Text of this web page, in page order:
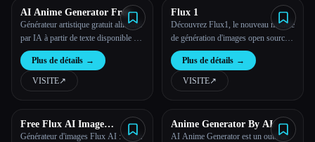
AI Anime Generator Free
Générateur artistique gratuit alimenté
par IA à partir de texte disponible en
ligne
Plus de détails →
VISITE↗︎
Flux 1
Découvrez Flux1, le nouveau modèle
de génération d'images open source
de Based Labs, les créateurs de
Stable Diffusion.
Plus de détails →
VISITE↗︎
Free Flux AI Image
Generator
Générateur d'images Flux AI : Créez
Anime Generator By AI
AI Anime Generator est un outil de